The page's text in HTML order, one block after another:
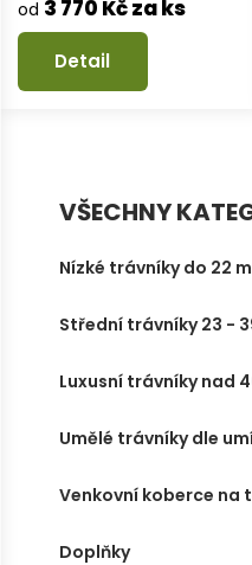
od 3 770 Kč za ks
Detail
VŠECHNY
Nízké trávníky do 22
Střední trávníky 23 -
Luxusní trávníky nad
Umělé trávníky dle
Venkovní koberce na
Doplňky